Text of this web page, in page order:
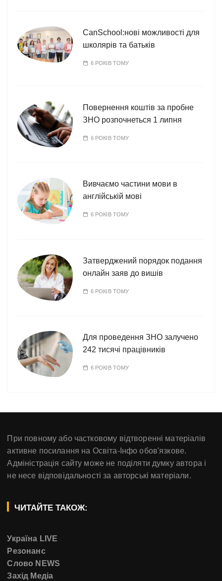
CanSchool:нові можливості для
школярів та батьків
6 РОКІВ ТОМУ
Повернення коштів за пробне
ЗНО розпочнеться 1 липня
6 РОКІВ ТОМУ
Вивчаємо частини мови в
англійській мові
6 РОКІВ ТОМУ
Затверджений порядок подання
онлайн заяв до вишів
6 РОКІВ ТОМУ
Для проведення ЗНО залучено
242 тисячі працівників
6 РОКІВ ТОМУ
При повному або частковому відтворенні матеріалів
активне посилання на Освіта-Інфо обов'язкове.
Адміністрація сайту може не поділяти думку автора і
не несе відповідальності за авторські матеріали.
ЧИТАЙТЕ ТАКОЖ:
Україна LIVE
Резонанс
Слово NEWS
Захід Медіа